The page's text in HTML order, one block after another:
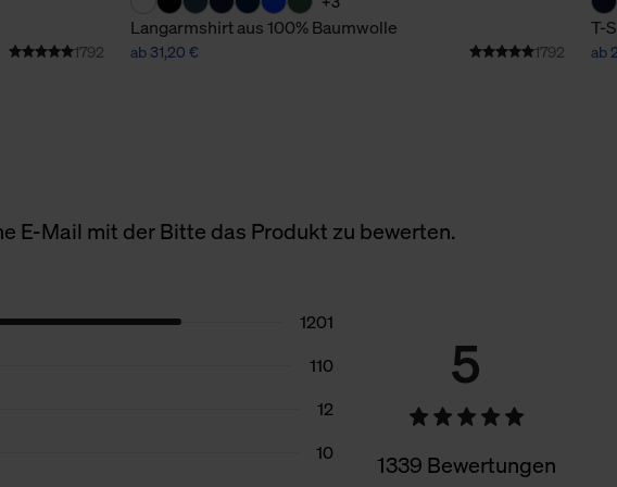
1792
Langarmshirt aus 100% Baumwolle
ab 31,20 € 1792
T-
ab
E-Mail mit der Bitte das Produkt zu bewerten.
5
1339 Bewertungen
1201
110
12
10